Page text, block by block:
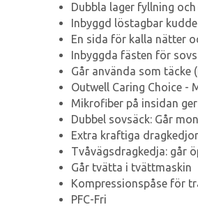
Dubbla lager fyllning
Inbyggd löstagbar kudde
En sida för kalla nätter
Inbyggda fästen för
Går använda som täcke
Outwell Caring Choice -
Mikrofiber på insidan
Dubbel sovsäck: Går
Extra kraftiga
Tvåvägsdragkedja: går
Går tvätta i tvättmaskin
Kompressionspåse för
PFC-Fri